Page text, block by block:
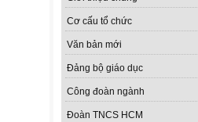
Cơ cấu tổ chức
Văn bản mới
Đảng bộ giáo dục
Công đoàn ngành
Đoàn TNCS HCM